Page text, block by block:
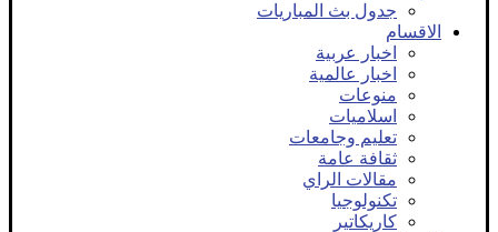
جدول بث المباريات
الاقسام
اخبار عربية
اخبار عالمية
منوعات
اسلاميات
تعليم وجامعات
ثقافة عامة
مقالات الراي
تكنولوجيا
كاريكاتير